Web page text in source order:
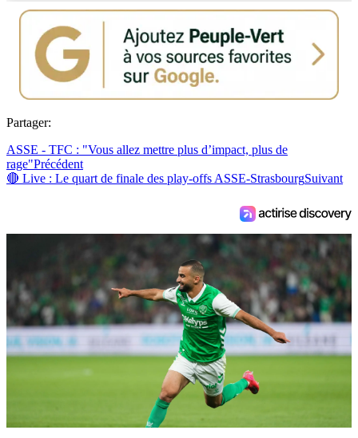
Partager:
ASSE - TFC : "Vous allez mettre plus d’impact, plus de
rage"Précédent
🔴 Live : Le quart de finale des play-offs ASSE-StrasbourgSuivant